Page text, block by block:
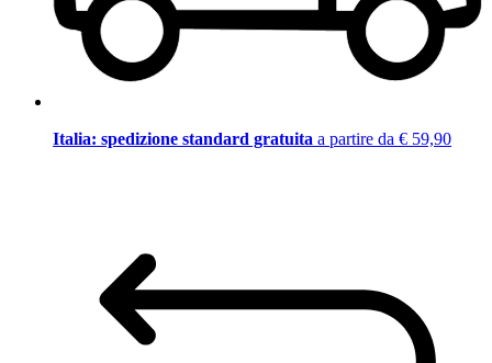
Italia: spedizione standard gratuita a partire da € 59,90